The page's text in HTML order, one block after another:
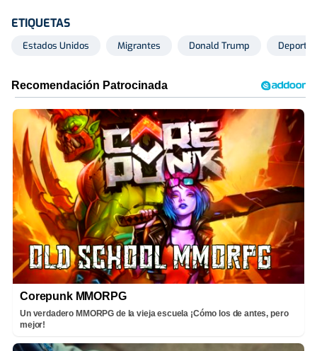
ETIQUETAS
Estados Unidos Migrantes Donald Trump
Corepunk MMORPG
Un verdadero MMORPG de la vieja escuela ¡Cómo los de antes, pero
mejor!